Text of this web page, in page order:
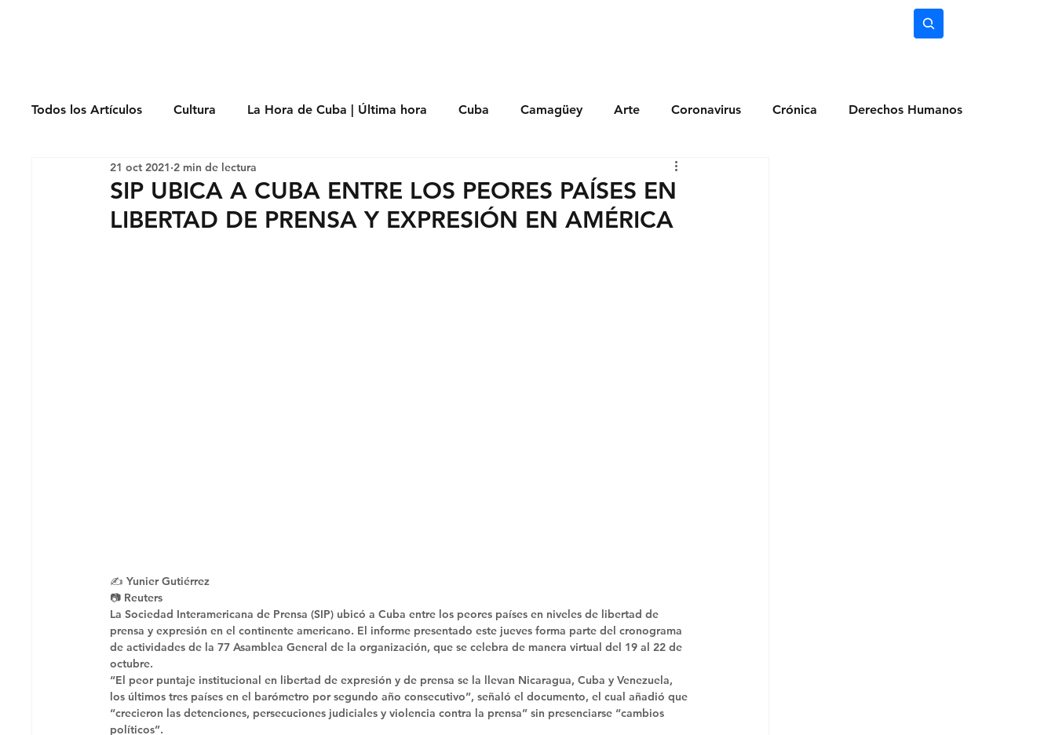
Todos los Artículos Cultura La Hora de Cuba | Última hora Cuba Camagüey Arte Coronavirus Crónica Derechos Humanos
Economía Feminicidio Entrevistas
SIP UBICA A CUBA ENTRE LOS PEORES PAÍSES EN
LIBERTAD DE PRENSA Y EXPRESIÓN EN AMÉRICA
21 oct 2021 2 min de lectura
✍ Yunier Gutiérrez
📷 Reuters
La Sociedad Interamericana de Prensa (SIP) ubicó a Cuba entre los peores países en niveles de libertad de
prensa y expresión en el continente americano. El informe presentado este jueves forma parte del cronograma
de actividades de la 77 Asamblea General de la organización, que se celebra de manera virtual del 19 al 22 de
octubre.
“El peor puntaje institucional en libertad de expresión y de prensa se la llevan Nicaragua, Cuba y Venezuela,
los últimos tres países en el barómetro por segundo año consecutivo”, señaló el documento, el cual añadió que
“crecieron las detenciones, persecuciones judiciales y violencia contra la prensa” sin presenciarse “cambios
políticos”.